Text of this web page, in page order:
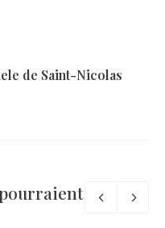
de Saint-Nicolas